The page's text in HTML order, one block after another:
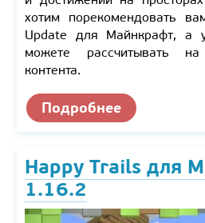
хотим порекомендовать
Update для Майнкрафт, а
можете рассчитывать
контента.
Подробнее
Happy Trails для
1.16.2